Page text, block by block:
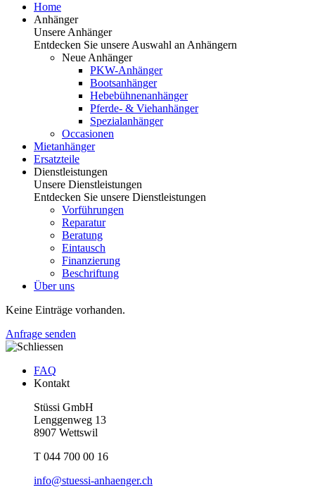
Home
Anhänger
Unsere Anhänger
Entdecken Sie unsere Auswahl an Anhängern
Neue Anhänger
PKW-Anhänger
Bootsanhänger
Hebebühnenanhänger
Pferde- & Viehanhänger
Spezialanhänger
Occasionen
Mietanhänger
Ersatzteile
Dienstleistungen
Unsere Dienstleistungen
Entdecken Sie unsere Dienstleistungen
Vorführungen
Reparatur
Beratung
Eintausch
Finanzierung
Beschriftung
Über uns
Keine Einträge vorhanden.
Anfrage senden
FAQ
Kontakt
Stüssi GmbH
Lenggenweg 13
8907 Wettswil
T 044 700 00 16
info@stuessi-anhaenger.ch